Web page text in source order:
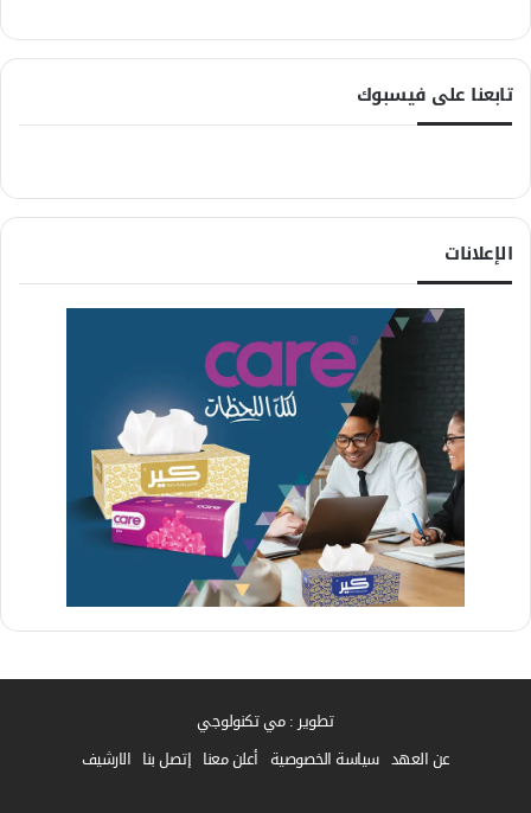
تابعنا على فيسبوك
الإعلانات
تطوير : مي تكنولوجي
عن العهد سياسة الخصوصية أعلن معنا إتصل بنا الارشيف